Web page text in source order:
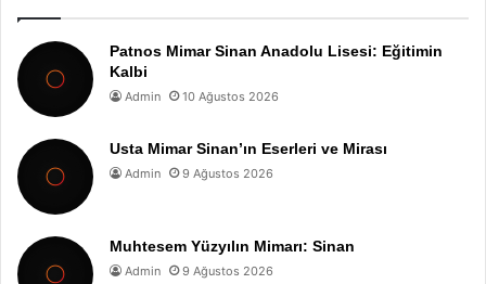
Patnos Mimar Sinan Anadolu Lisesi: Eğitimin
Kalbi
Admin 10 Ağustos 2026
Usta Mimar Sinan’ın Eserleri ve Mirası
Admin 9 Ağustos 2026
Muhtesem Yüzyılın Mimarı: Sinan
Admin 9 Ağustos 2026